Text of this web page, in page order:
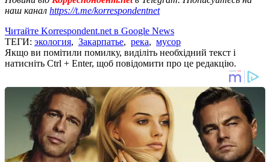
наш канал https://t.me/korrespondentnet
Читайте Korrespondent.net в Google News
ТЕГИ: экология, Закарпатье, река, мусор
Якщо ви помітили помилку, виділіть необхідний текст і
натисніть Ctrl + Enter, щоб повідомити про це редакцію.